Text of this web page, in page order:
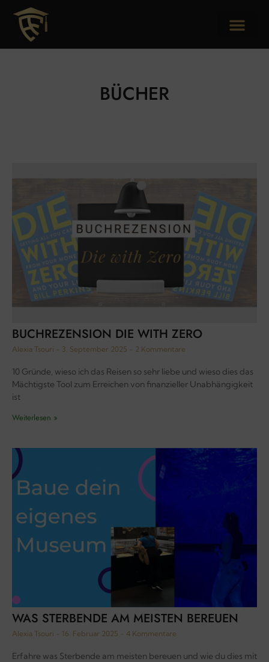
BÜCHER
BUCHREZENSION DIE WITH ZERO
Alexia Tsouri 3. September 2025 2 Kommentare
10 Gründe, wieso ich das Reisen so sehr liebe und wieso dies das
Mächtigste Tool zum Erreichen von finanzieller Unabhängigkeit
ist
Weiterlesen »
WAS STERBENDE AM MEISTEN BEREUEN
Alexia Tsouri 16. Februar 2025 4 Kommentare
Erfahre was Sterbende am meisten bereuen und wie du dies mit